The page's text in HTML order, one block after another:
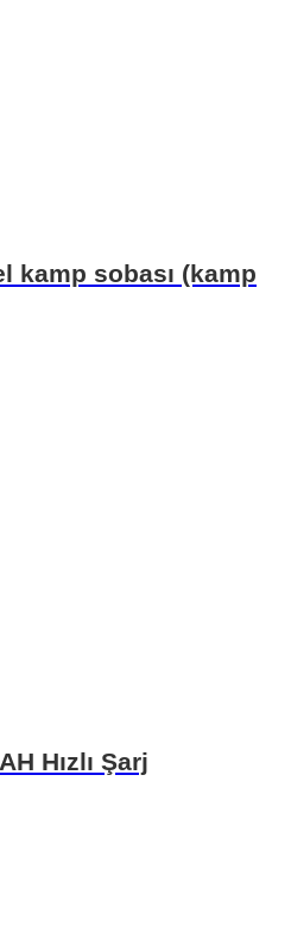
kamp sobası (kamp
Hızlı Şarj